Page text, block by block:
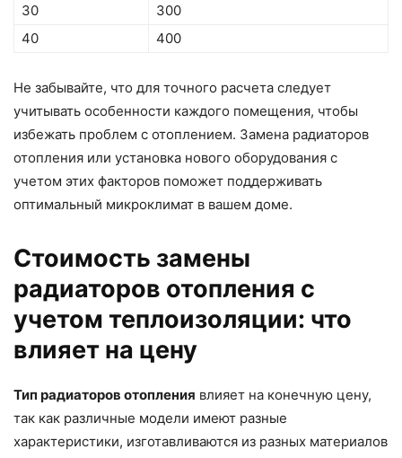
30
300
40
400
Не забывайте, что для точного расчета следует
учитывать особенности каждого помещения, чтобы
избежать проблем с отоплением. Замена радиаторов
отопления или установка нового оборудования с
учетом этих факторов поможет поддерживать
оптимальный микроклимат в вашем доме.
Стоимость замены
радиаторов отопления с
учетом теплоизоляции: что
влияет на цену
Тип радиаторов отопления влияет на конечную цену,
так как различные модели имеют разные
характеристики, изготавливаются из разных материалов